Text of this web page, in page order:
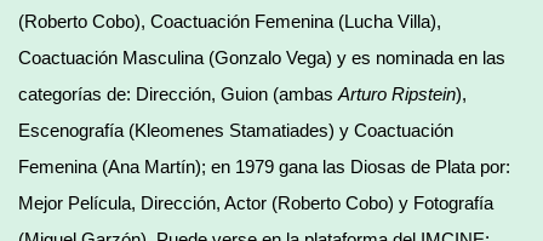
(Roberto Cobo), Coactuación Femenina (Lucha Villa),
Coactuación Masculina (Gonzalo Vega) y es nominada en las
categorías de: Dirección, Guion (ambas Arturo Ripstein),
Escenografía (Kleomenes Stamatiades) y Coactuación
Femenina (Ana Martín); en 1979 gana las Diosas de Plata por:
Mejor Película, Dirección, Actor (Roberto Cobo) y Fotografía